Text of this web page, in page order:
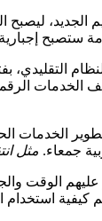
الجديد،
ستصبح
بهدف تقليل
جمعاء.
عليهم
استخدام